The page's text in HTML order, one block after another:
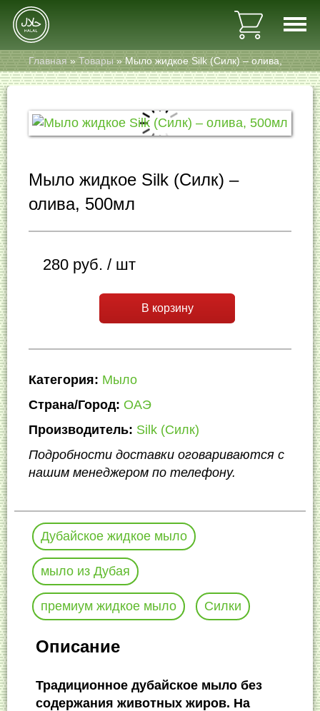
Главная
Контакты
+7 (921) 440-57-20
Главная » Товары » Мыло жидкое Silk (Силк) – олива,
500мл
Мыло жидкое Silk (Силк) –
олива, 500мл
280 руб. / шт
В корзину
Категория: Мыло
Страна/Город: ОАЭ
Производитель: Silk (Силк)
Подробности доставки оговариваются с
нашим менеджером по телефону.
Дубайское жидкое мыло
мыло из Дубая
премиум жидкое мыло Силки
Описание
Традиционное дубайское мыло без
содержания животных жиров. На